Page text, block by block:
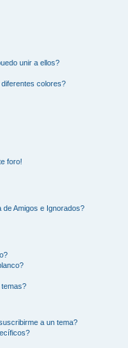
unir a ellos?
colores?
foro!
Amigos e Ignorados?
a un tema?